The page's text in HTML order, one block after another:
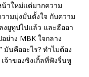
าใหม่แต่มากความ
ามมุ่งมั่นตั้งใจ กับความ
งยูทูปไปแล้ว และฮืออา
ย่าง MBK ใจกลาง
มันคืออะไร? ทำไมต้อง
จ้าของซิงเกิ้ลที่ฟังรื่นหู